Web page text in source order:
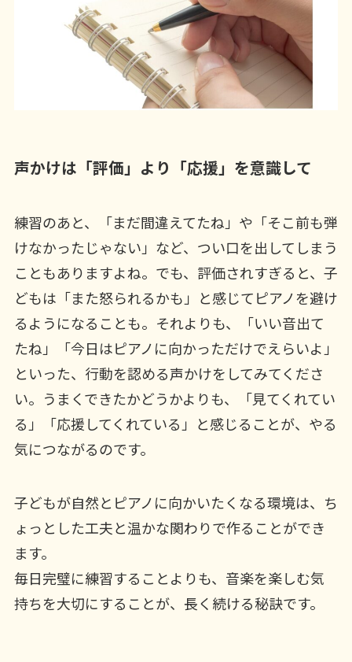
声かけは「評価」より「応援」を意識して
練習のあと、「まだ間違えてたね」や「そこ前も弾
けなかったじゃない」など、つい口を出してしまう
こともありますよね。でも、評価されすぎると、子
どもは「また怒られるかも」と感じてピアノを避け
るようになることも。それよりも、「いい音出て
たね」「今日はピアノに向かっただけでえらいよ」
といった、行動を認める声かけをしてみてくださ
い。うまくできたかどうかよりも、「見てくれてい
る」「応援してくれている」と感じることが、やる
気につながるのです。
子どもが自然とピアノに向かいたくなる環境は、ち
ょっとした工夫と温かな関わりで作ることができ
ます。
毎日完璧に練習することよりも、音楽を楽しむ気
持ちを大切にすることが、長く続ける秘訣です。